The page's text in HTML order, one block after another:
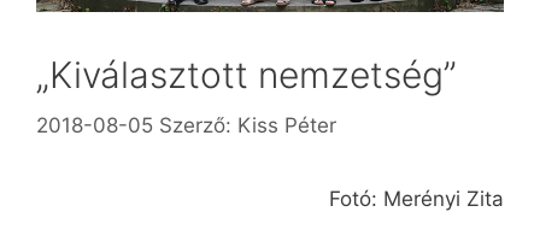
„Kiválasztott nemzetség”
2018-08-05 Szerző: Kiss Péter
Fotó: Merényi Zita